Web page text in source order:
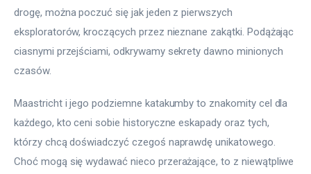
drogę, można poczuć się jak jeden z pierwszych
eksploratorów, kroczących przez nieznane zakątki. Podążając
ciasnymi przejściami, odkrywamy sekrety dawno minionych
czasów.
Maastricht i jego podziemne katakumby to znakomity cel dla
każdego, kto ceni sobie historyczne eskapady oraz tych,
którzy chcą doświadczyć czegoś naprawdę unikatowego.
Choć mogą się wydawać nieco przerażające, to z niewątpliwe